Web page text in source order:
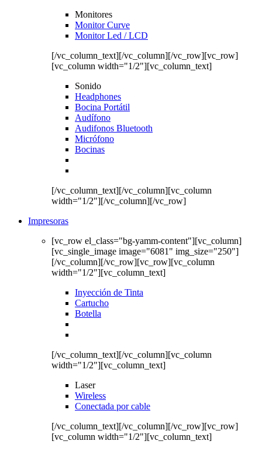
Monitores
Monitor Curve
Monitor Led / LCD
[/vc_column_text][/vc_column][/vc_row][vc_row]
[vc_column width="1/2"][vc_column_text]
Sonido
Headphones
Bocina Portátil
Audífono
Audifonos Bluetooth
Micrófono
Bocinas
[/vc_column_text][/vc_column][vc_column
width="1/2"][/vc_column][/vc_row]
Impresoras
[vc_row el_class="bg-yamm-content"][vc_column]
[vc_single_image image="6081" img_size="250"]
[/vc_column][/vc_row][vc_row][vc_column
width="1/2"][vc_column_text]
Inyección de Tinta
Cartucho
Botella
[/vc_column_text][/vc_column][vc_column
width="1/2"][vc_column_text]
Laser
Wireless
Conectada por cable
[/vc_column_text][/vc_column][/vc_row][vc_row]
[vc_column width="1/2"][vc_column_text]